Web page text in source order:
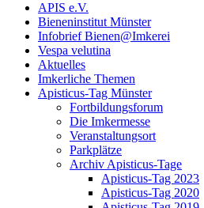
APIS e.V.
Bieneninstitut Münster
Infobrief Bienen@Imkerei
Vespa velutina
Aktuelles
Imkerliche Themen
Apisticus-Tag Münster
Fortbildungsforum
Die Imkermesse
Veranstaltungsort
Parkplätze
Archiv Apisticus-Tage
Apisticus-Tag 2023
Apisticus-Tag 2020